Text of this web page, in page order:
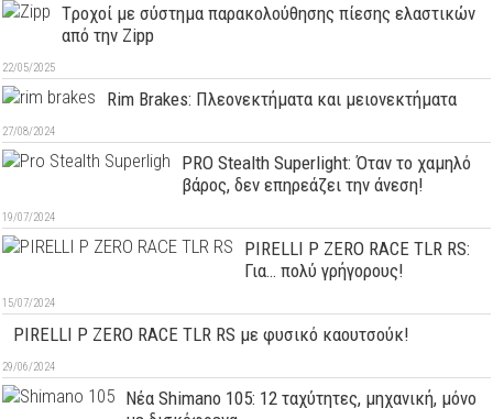
Tροχοί με σύστημα παρακολούθησης πίεσης ελαστικών
από την Zipp
22/05/2025
Rim Brakes: Πλεονεκτήματα και μειονεκτήματα
27/08/2024
PRO Stealth Superlight: Όταν το χαμηλό
βάρος, δεν επηρεάζει την άνεση!
19/07/2024
PIRELLI P ZERO RACE TLR RS:
Για… πολύ γρήγορους!
15/07/2024
PIRELLI P ZERO RACE TLR RS με φυσικό καουτσούκ!
29/06/2024
Νέα Shimano 105: 12 ταχύτητες, μηχανική, μόνο